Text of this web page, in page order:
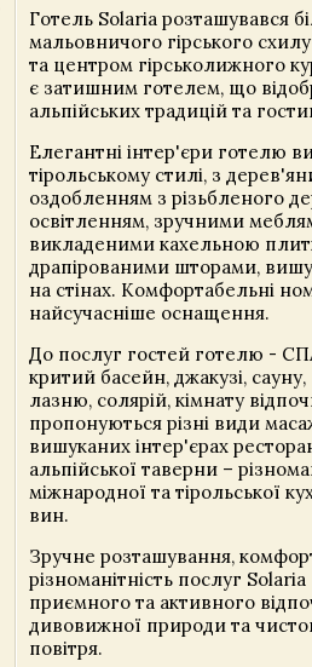
Готель Solaria розташувався
мальовничого гірського
та центром гірськолижного
є затишним готелем, що
альпійських традицій та
Елегантні інтер'єри готелю
тірольському стилі, з
оздобленням з різьбленого
освітленням, зручними
викладеними кахельною
драпірованими шторами,
на стінах. Комфортабельні
найсучасніше оснащення.
До послуг гостей готелю -
критий басейн, джакузі,
лазню, солярій, кімнату
пропонуються різні види
вишуканих інтер'єрах
альпійської таверни –
міжнародної та тірольської
вин.
Зручне розташування,
різноманітність послуг
приємного та активного
дивовижної природи та
повітря.